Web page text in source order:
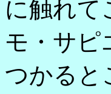
に触れて
モ・サピ
つかると